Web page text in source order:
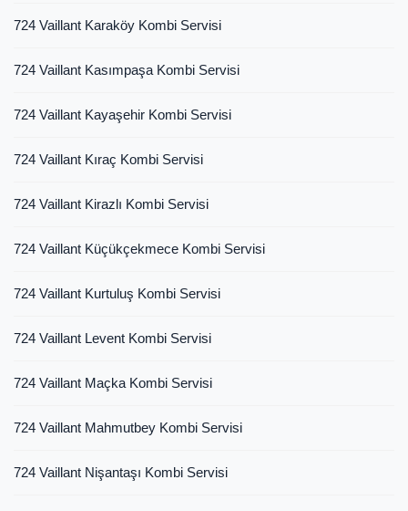
724 Vaillant Karaköy Kombi Servisi
724 Vaillant Kasımpaşa Kombi Servisi
724 Vaillant Kayaşehir Kombi Servisi
724 Vaillant Kıraç Kombi Servisi
724 Vaillant Kirazlı Kombi Servisi
724 Vaillant Küçükçekmece Kombi Servisi
724 Vaillant Kurtuluş Kombi Servisi
724 Vaillant Levent Kombi Servisi
724 Vaillant Maçka Kombi Servisi
724 Vaillant Mahmutbey Kombi Servisi
724 Vaillant Nişantaşı Kombi Servisi